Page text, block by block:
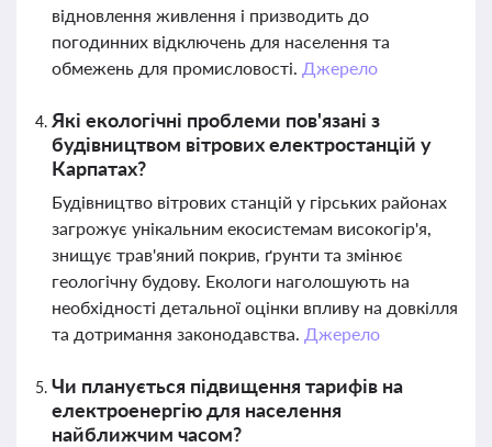
відновлення живлення і призводить до
погодинних відключень для населення та
обмежень для промисловості. Джерело
Які екологічні проблеми пов'язані з
будівництвом вітрових електростанцій у
Карпатах?
Будівництво вітрових станцій у гірських районах
загрожує унікальним екосистемам високогір'я,
знищує трав'яний покрив, ґрунти та змінює
геологічну будову. Екологи наголошують на
необхідності детальної оцінки впливу на довкілля
та дотримання законодавства. Джерело
Чи планується підвищення тарифів на
електроенергію для населення
найближчим часом?